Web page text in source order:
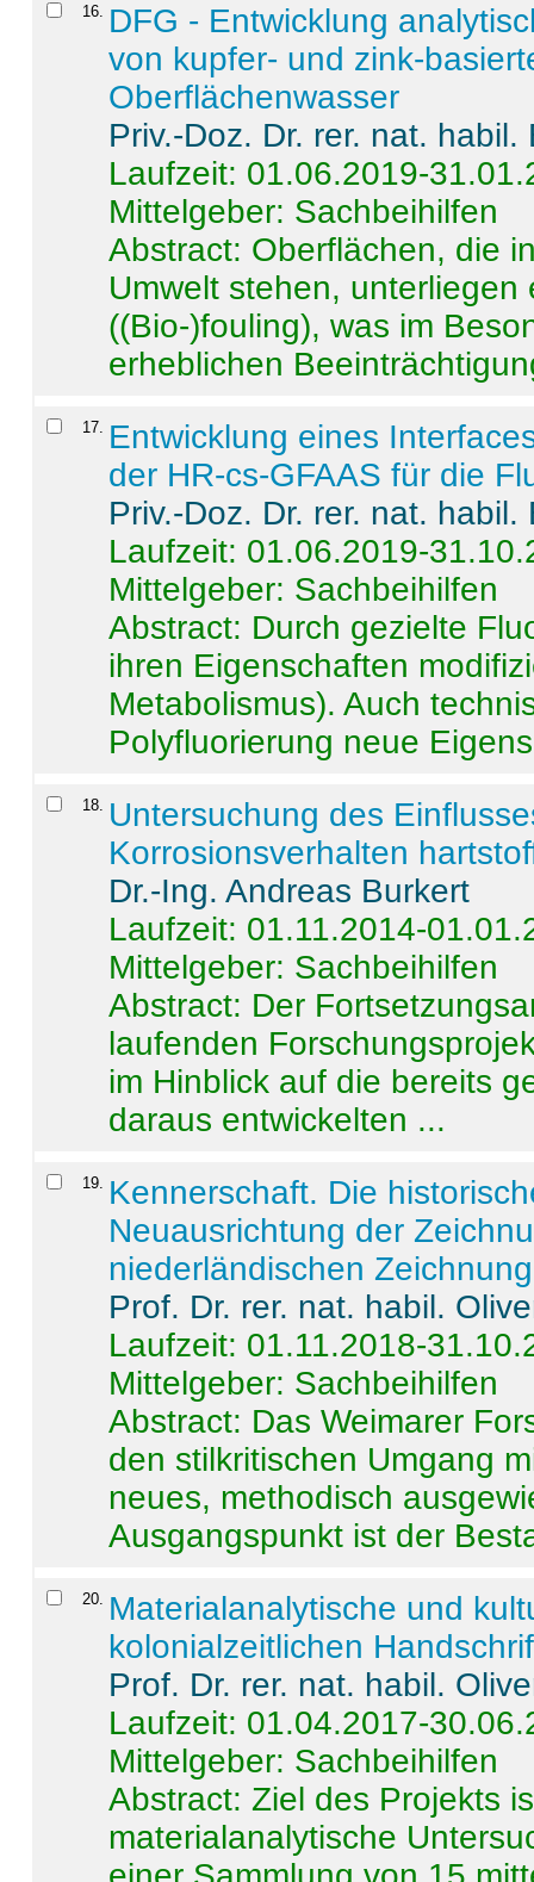
16
DFG - Entwicklung
von kupfer- und zink-
Oberflächenwasser
Priv.-Doz. Dr. rer. nat.
Laufzeit: 01.06.2019-
Mittelgeber: Sachbeihilfen
Abstract: Oberflächen, die
Umwelt stehen,
((Bio-)fouling), was im
erheblichen
17
Entwicklung eines
der HR-cs-GFAAS für die
Priv.-Doz. Dr. rer. nat.
Laufzeit: 01.06.2019-
Mittelgeber: Sachbeihilfen
Abstract: Durch gezielte
ihren Eigenschaften
Metabolismus). Auch
Polyfluorierung neue
18
Untersuchung des
Korrosionsverhalten
Dr.-Ing. Andreas Burkert
Laufzeit: 01.11.2014-
Mittelgeber: Sachbeihilfen
Abstract: Der
laufenden
im Hinblick auf die bereits
daraus entwickelten ...
19
Kennerschaft. Die
Neuausrichtung der
niederländischen
Prof. Dr. rer. nat. habil.
Laufzeit: 01.11.2018-
Mittelgeber: Sachbeihilfen
Abstract: Das Weimarer
den stilkritischen Umgang
neues, methodisch
Ausgangspunkt ist der
20
Materialanalytische und
kolonialzeitlichen
Prof. Dr. rer. nat. habil.
Laufzeit: 01.04.2017-
Mittelgeber: Sachbeihilfen
Abstract:Ziel des Projekts
materialanalytische